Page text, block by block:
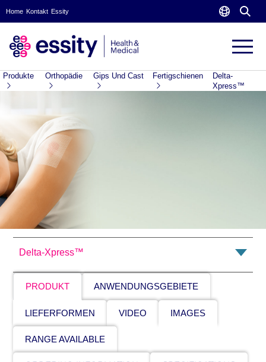
Home Kontakt Essity
Produkte Orthopädie Gips Und Cast Fertigschienen
Delta-
Xpress™
Delta-Xpress™
PRODUKT ANWENDUNGSGEBIETE
LIEFERFORMEN VIDEO IMAGES
RANGE AVAILABLE